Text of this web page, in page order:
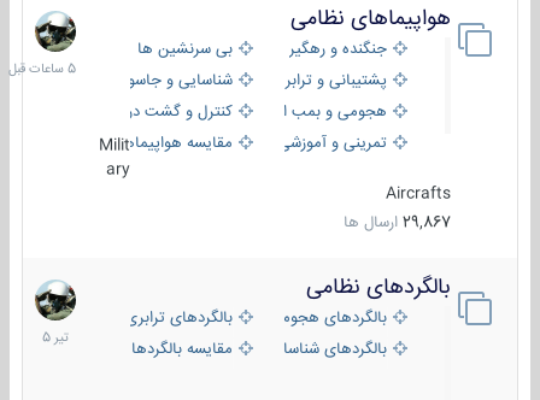
هواپیماهای نظامی
جنگنده و رهگیر
بی سرنشین ها
پشتیبانی و ترابری
شناسایی و جاسوسی
هجومی و بمب افکن
کنترل و گشت دریایی
تمرینی و آموزشی
مقایسه هواپیماهاMilit
ary
Aircrafts
29,867 ارسال ها
5
ساعات
قبل
بالگردهای نظامی
بالگردهای هجومی
بالگردهای ترابری
بالگردهای شناسایی
مقایسه بالگردها
22
تیر
1405